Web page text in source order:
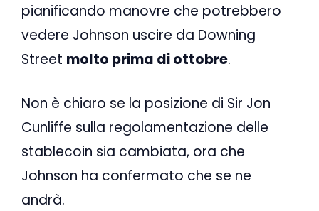
pianificando manovre che potrebbero
vedere Johnson uscire da Downing
Street molto prima di ottobre.
Non è chiaro se la posizione di Sir Jon
Cunliffe sulla regolamentazione delle
stablecoin sia cambiata, ora che
Johnson ha confermato che se ne
andrà.